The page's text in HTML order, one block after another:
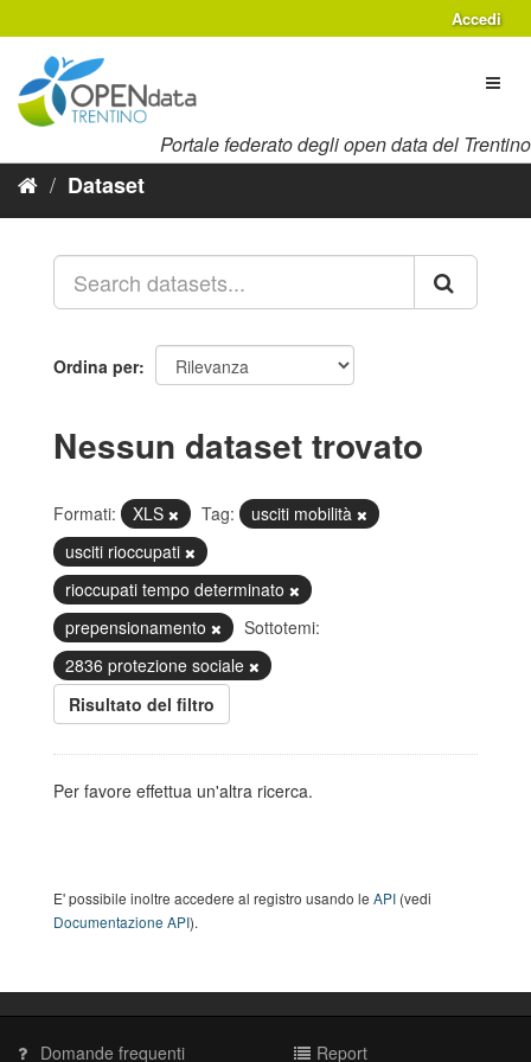
al
contenuto
Accedi
Portale federato degli open data del Trentino
Dataset
Ordina per
Nessun dataset trovato
Formati: XLS Tag:
usciti mobilità
usciti rioccupati
rioccupati tempo determinato
prepensionamento
Sottotemi:
2836 protezione sociale
Risultato del filtro
Per favore effettua un'altra ricerca.
E' possibile inoltre accedere al registro usando le API (vedi
Documentazione API).
Domande frequenti Report